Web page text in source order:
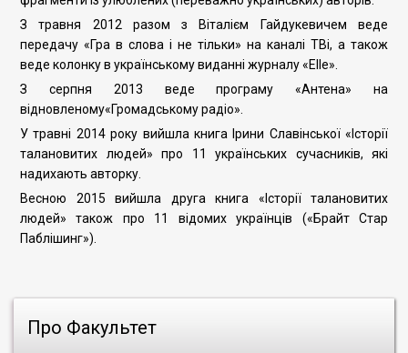
Про Факультет
З травня 2012 разом з Віталієм Гайдукевичем веде
передачу «Гра в слова і не тільки» на каналі ТВі, а також
веде колонку в українському виданні журналу «Elle».
З серпня 2013 веде програму «Антена» на
відновленому«Громадському радіо».
У травні 2014 року вийшла книга Ірини Славінської «Історії
талановитих людей» про 11 українських сучасників, які
надихають авторку.
Весною 2015 вийшла друга книга «Історії талановитих
людей» також про 11 відомих українців («Брайт Стар
Паблішинг»).